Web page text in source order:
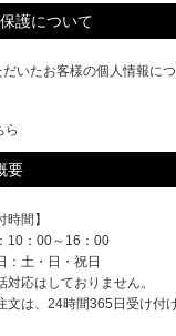
護について
いたお客様の個人情報につ
ら
要
時間】
10：00～16：00
：土・日・祝日
応はしておりません。
文は、24時間365日受け付